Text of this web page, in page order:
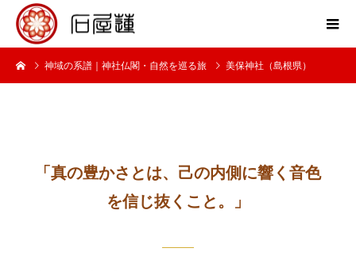
神域の系譜｜神社仏閣・自然を巡る旅 美保神社（島根県）
「真の豊かさとは、己の内側に響く音色
を信じ抜くこと。」